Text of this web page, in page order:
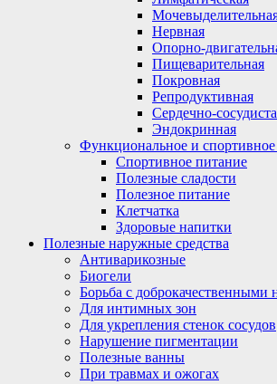
Нервная
Опорно-
Пищеварительная
Покровная
Репродуктивная
Сердечно-
Эндокринная
Функциональное и
Спортивное питание
Полезные сладости
Полезное питание
Клетчатка
Здоровые напитки
Полезные наружные средства
Антиварикозные
Биогели
Борьба с доброкачественными
Для интимных зон
Для укрепления стенок сосудов
Нарушение пигментации
Полезные ванны
При травмах и ожогах